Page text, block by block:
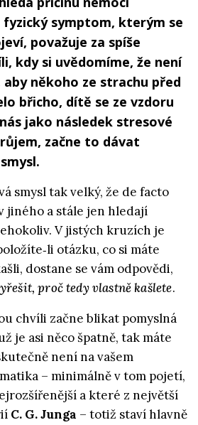
fyzický symptom, kterým se
považuje za spíše
kdy si uvědomíme, že není
někoho ze strachu před
břicho, dítě se ze vzdoru
jako následek stresové
začne to dávat
smysl tak velký, že de facto
jiného a stále jen hledají
V jistých kruzích je
otázku, co si máte
dostane se vám odpovědi,
proč tedy vlastně kašlete.
chvíli začne blikat pomyslná
je asi něco špatně, tak máte
není na vašem
– minimálně v tom pojetí,
a které z největší
C. G. Junga – totiž staví hlavně